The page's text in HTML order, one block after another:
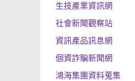
生技產業資訊網
社會新聞觀察站
資訊產品訊息網
個資詐騙新聞網
鴻海集團資料蒐集